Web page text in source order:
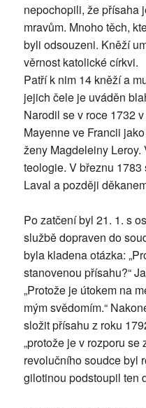
nepochopili, že přísaha
mravům. Mnoho těch,
byli odsouzeni. Kněží
věrnost katolické církvi.
Patří k nim 14 kněží a
jejich čele je uváděn
Narodil se v roce 1732
Mayenne ve Francii
ženy Magdeleiny
teologie. V březnu
Laval a později
Po zatčení byl 21. 1. s
službě dopraven do
byla kladena otázka:
stanovenou přísahu?“
„Protože je útokem na
mým svědomím.“
složit přísahu z roku
„protože je v rozporu se
revolučního soudce byl
gilotinou podstoupil ten